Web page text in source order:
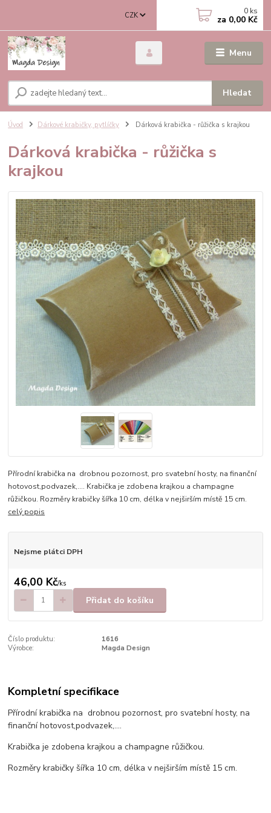
Menu
CZK
Hledat
0 ks
za 0,00 Kč
Úvod Dárkové krabičky, pytlíčky Dárková krabička - růžička s krajkou
Dárková krabička - růžička s
krajkou
Přírodní krabička na drobnou pozornost, pro svatební hosty, na finanční
hotovost,podvazek,.... Krabička je zdobena krajkou a champagne
růžičkou. Rozměry krabičky šířka 10 cm, délka v nejširším místě 15 cm.
celý popis
Nejsme plátci DPH
46,00 Kč/ks
Přidat do košíku
Číslo produktu:
1616
Výrobce:
Magda Design
Kompletní specifikace
Přírodní krabička na drobnou pozornost, pro svatební hosty, na
finanční hotovost,podvazek,....
Krabička je zdobena krajkou a champagne růžičkou.
Rozměry krabičky šířka 10 cm, délka v nejširším místě 15 cm.